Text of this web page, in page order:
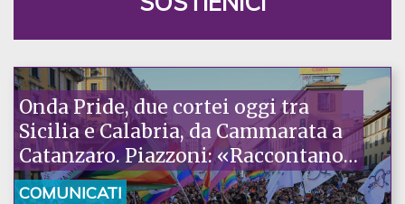
Onda Pride, due cortei oggi tra
Sicilia e Calabria, da Cammarata a
Catanzaro. Piazzoni: «Raccontano
la nostra ostinazione»
COMUNICATI